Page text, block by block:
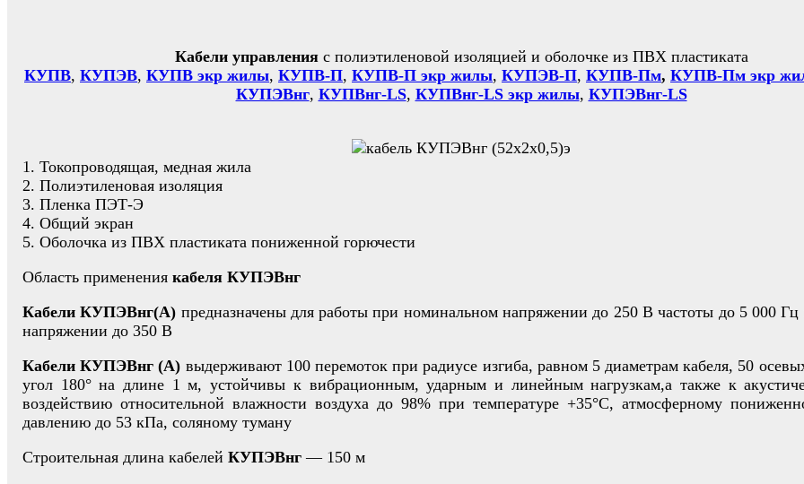
Кабели управленияс полиэтиленовой изоляцией и оболочке из ПВХ пластиката
КУПВ, КУПЭВ, КУПВ экр жилы, КУПВ-П, КУПВ-П экр жилы, КУПЭВ-П, КУПВ-Пм, КУПВ-Пм экр
КУПЭВнг, КУПВнг-LS, КУПВнг-LS экр жилы, КУПЭВнг-LS
1. Токопроводящая, медная жила
2. Полиэтиленовая изоляция
3. Пленка ПЭТ-Э
4. Общий экран
5. Оболочка из ПВХ пластиката пониженной горючести
Область применения кабеля КУПЭВнг
Кабели КУПЭВнг(А) предназначены для работы при номинальном напряжении до 250 В частоты до 5 000
напряжении до 350 В
Кабели КУПЭВнг (А) выдерживают 100 перемоток при радиусе изгиба, равном 5 диаметрам кабеля, 50
угол 180° на длине 1 м, устойчивы к вибрационным, ударным и линейным нагрузкам,а также к
воздействию относительной влажности воздуха до 98% при температуре +35°С, атмосферному
давлению до 53 кПа, соляному туману
Строительная длина кабелей КУПЭВнг— 150 м